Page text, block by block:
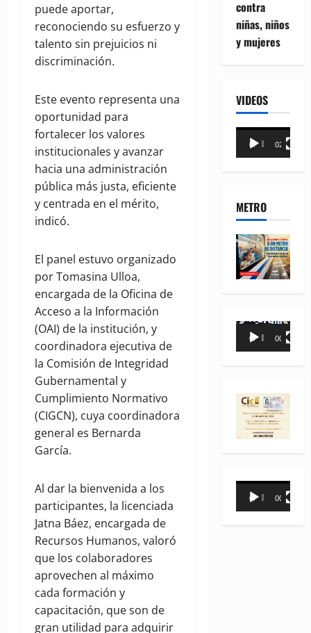
puede aportar,
reconociendo su esfuerzo y
talento sin prejuicios ni
discriminación.
Este evento representa una
oportunidad para
fortalecer los valores
institucionales y avanzar
hacia una administración
pública más justa, eficiente
y centrada en el mérito,
indicó.
El panel estuvo organizado
por Tomasina Ulloa,
encargada de la Oficina de
Acceso a la Información
(OAI) de la institución, y
coordinadora ejecutiva de
la Comisión de Integridad
Gubernamental y
Cumplimiento Normativo
(CIGCN), cuya coordinadora
general es Bernarda
García.
Al dar la bienvenida a los
participantes, la licenciada
Jatna Báez, encargada de
Recursos Humanos, valoró
que los colaboradores
aprovechen al máximo
cada formación y
capacitación, que son de
gran utilidad para adquirir
contra
niñas, niños
y mujeres
VIDEOS
Reproductor
00:00 02:18
METRO
Reproductor
00:00 00:35
Reproductor
00:00 00:31